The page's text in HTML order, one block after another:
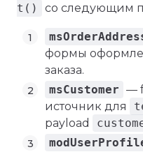
t()
со следующим
формы
заказа.
msCustomer —
источник для
payload